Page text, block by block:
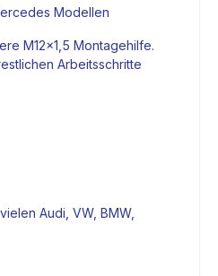
Modellen
M12x1,5 Montagehilfe.
Arbeitsschritte
Audi, VW, BMW,